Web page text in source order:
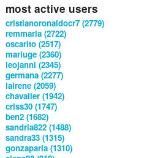
most active users
cristianoronaldocr7 (2779)
remmaria (2722)
oscarito (2517)
mariuge (2360)
leojanni (2345)
germana (2277)
lairene (2059)
chavalier (1942)
criss30 (1747)
ben2 (1682)
sandria822 (1488)
sandra33 (1315)
gonzaparla (1310)